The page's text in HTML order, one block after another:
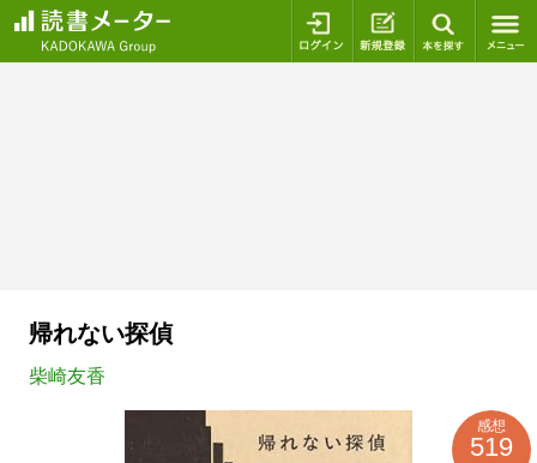
ログイン 新規登録
帰れない探偵
柴崎友香
感想
519